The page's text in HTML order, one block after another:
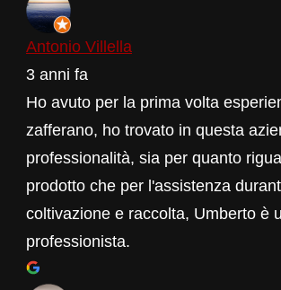
Antonio Villella
3 anni fa
Ho avuto per la prima volta
zafferano, ho trovato in questa
professionalità, sia per quanto
prodotto che per l'assistenza
coltivazione e raccolta, Umberto è
professionista.